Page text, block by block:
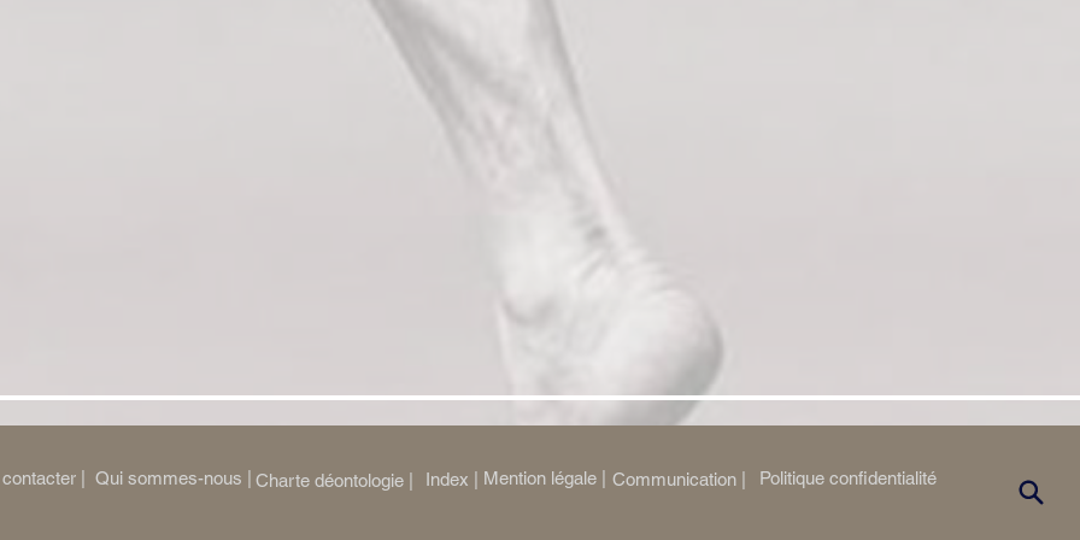
| Qui sommes-nous | Charte déontologie | Index | Mention légale | Communication | Politique confidentialité